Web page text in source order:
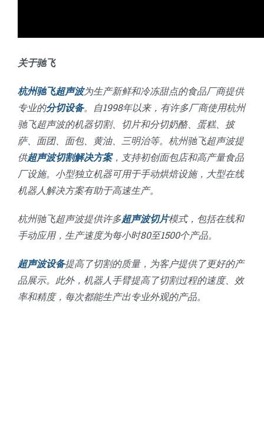
关于驰飞
杭州驰飞超声波为生产新鲜和冷冻甜点的食品厂商提供
专业的分切设备。自1998年以来，有许多厂商使用杭州
驰飞超声波的机器切割、切片和分切奶酪、蛋糕、披
萨、面团、面包、黄油、三明治等。杭州驰飞超声波提
供超声波切割解决方案，支持初创面包店和高产量食品
厂设施。小型独立机器可用于手动烘焙设施，大型在线
机器人解决方案有助于高速生产。
杭州驰飞超声波提供许多超声波切片模式，包括在线和
手动应用，生产速度为每小时80至1500个产品。
超声波设备提高了切割的质量，为客户提供了更好的产
品展示。此外，机器人手臂提高了切割过程的速度、效
率和精度，每次都能生产出专业外观的产品。